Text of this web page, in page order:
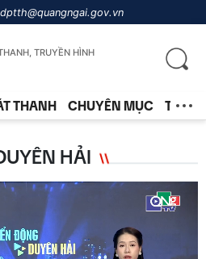
dptth@quangngai.gov.vn
TRUYỀN HÌNH
THANH CHUYÊN MỤC TIN
HẢI